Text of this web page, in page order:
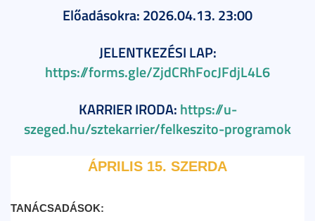
Előadásokra: 2026.04.13. 23:00
JELENTKEZÉSI LAP:
https://forms.gle/ZjdCRhFocJFdjL4L6
KARRIER IRODA: https://u-
szeged.hu/sztekarrier/felkeszito-programok
ÁPRILIS 15. SZERDA
TANÁCSADÁSOK: